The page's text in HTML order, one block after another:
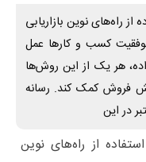
راه‌های نوین بازاریابی
کسب و کارها عمل
هر یک از این روش‌ها
فروش کمک کند. رسانه
در این
از راه‌های نوین